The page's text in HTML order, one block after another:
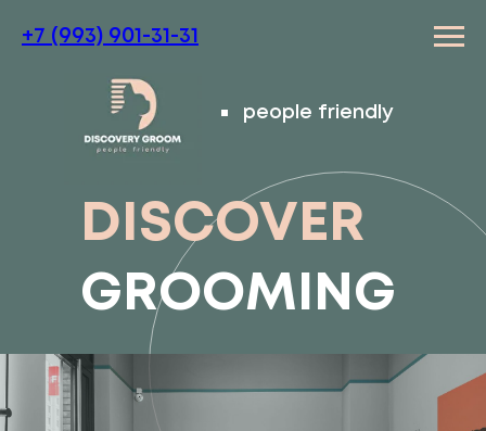
+7 (993) 901-31-31
people friendly
GROOMING
DISCOVER